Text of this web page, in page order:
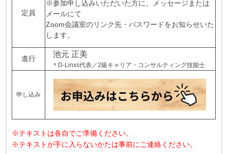
定員
※参加申し込みいただいた方に、メッセージまたは
メールにて
Zoom会議室のリンク先・パスワードをお知らせいた
します。
進行 池元 正美
＊D-Linxs代表／2級キャリア・コンサルティング技能士
申し込み
※テキストは各自でご準備ください。
※テキストが手に入らないかたは事前にご連絡ください。